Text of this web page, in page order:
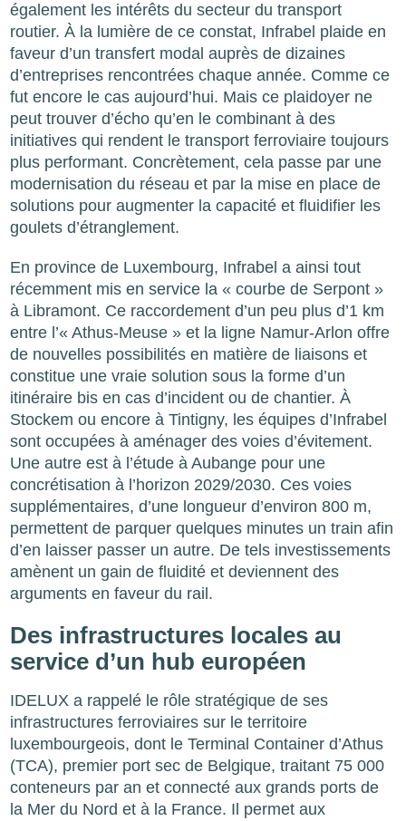
également les intérêts du secteur du transport
routier. À la lumière de ce constat, Infrabel plaide en
faveur d’un transfert modal auprès de dizaines
d’entreprises rencontrées chaque année. Comme ce
fut encore le cas aujourd’hui. Mais ce plaidoyer ne
peut trouver d’écho qu’en le combinant à des
initiatives qui rendent le transport ferroviaire toujours
plus performant. Concrètement, cela passe par une
modernisation du réseau et par la mise en place de
solutions pour augmenter la capacité et fluidifier les
goulets d’étranglement.
En province de Luxembourg, Infrabel a ainsi tout
récemment mis en service la « courbe de Serpont »
à Libramont. Ce raccordement d’un peu plus d’1 km
entre l’« Athus-Meuse » et la ligne Namur-Arlon offre
de nouvelles possibilités en matière de liaisons et
constitue une vraie solution sous la forme d’un
itinéraire bis en cas d’incident ou de chantier. À
Stockem ou encore à Tintigny, les équipes d’Infrabel
sont occupées à aménager des voies d’évitement.
Une autre est à l’étude à Aubange pour une
concrétisation à l’horizon 2029/2030. Ces voies
supplémentaires, d’une longueur d’environ 800 m,
permettent de parquer quelques minutes un train afin
d’en laisser passer un autre. De tels investissements
amènent un gain de fluidité et deviennent des
arguments en faveur du rail.
Des infrastructures locales au
service d’un hub européen
IDELUX a rappelé le rôle stratégique de ses
infrastructures ferroviaires sur le territoire
luxembourgeois, dont le Terminal Container d’Athus
(TCA), premier port sec de Belgique, traitant 75 000
conteneurs par an et connecté aux grands ports de
la Mer du Nord et à la France. Il permet aux